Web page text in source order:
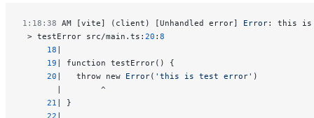
1:18:38 AM [vite] (client) [Unhandled error] Error: this is
> testError src/main.ts: 20 : 8
     18
     19
| function testError() {
     20
|   throw new Error( 'this is test error' )
       |        ^
     21
| }
     22